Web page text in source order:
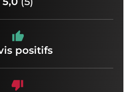
positifs